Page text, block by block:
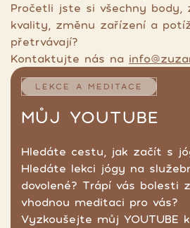
Pročetli jste si všechny body,
kvality, změnu zařízení a
přetrvávají?
Kontaktujte nás na
LEKCE A MEDITACE
MŮJ YOUTUBE
Hledáte cestu, jak začít s
Hledáte lekci jógy na
dovolené? Trápí vás bolesti
vhodnou meditaci pro vás?
Vyzkoušejte můj YOUTUBE